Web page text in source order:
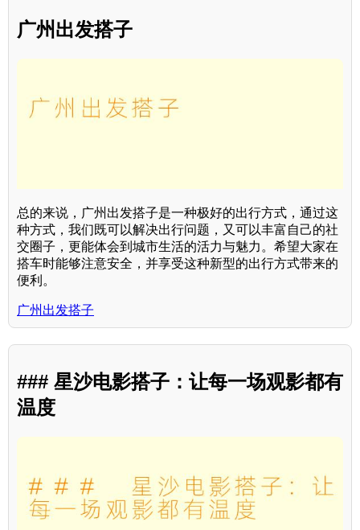
广州出发搭子
总的来说，广州出发搭子是一种极好的出行方式，通过这
种方式，我们既可以解决出行问题，又可以丰富自己的社
交圈子，更能体会到城市生活的活力与魅力。希望大家在
搭车时能够注意安全，并享受这种新型的出行方式带来的
便利。
广州出发搭子
### 星沙电影搭子：让每一场观影都有
温度